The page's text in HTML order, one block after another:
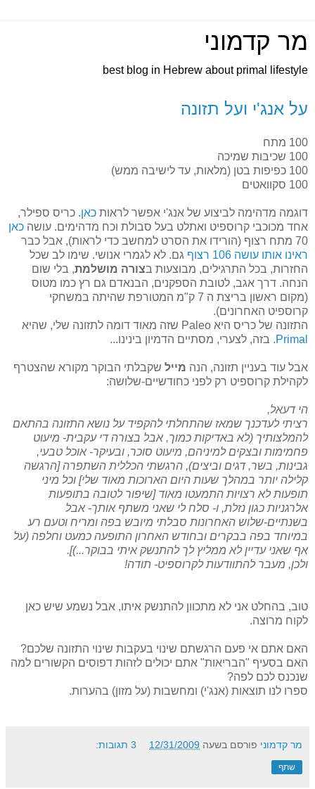
מר קדמוני
best blog in Hebrew about primal lifestyle
על אנג'י ועל תזונה
100 מתח
100 שכיבות שמיכה
100 כפיפות בטן (מלאות, עד לישיבה ממש)
100 סקוואטים
דוגמה מדהימה לביצוע של אנג'י אפשר לראות כאן. כריס ספילר,
אחד מכוכבי קרוספיט ואתלט בעל סבולת וכח מדהימים. עושה כאן
70 מתח רצוף (הורידו את הסרט למחשב כדי לראות), אבל כבר
ראינו אותו עושה 106 רצוף
גם. לא לגמרי אנושי. שימו לב שכל
החזרות, בכל התרגילים, מבוצעות בצורה מושלמת, בלי שום
הנחה. דרך אגב, לטובת הספקנים, הבנאדם גם רץ כמו מטוס
(מקום ראשון בריצת ה 7 ק"מ המטורפת שהיתה במשחקי
קרוספיט האחרונים).
התזונה של כריס היא Paleo שזה מאוד דומה לתזונה שלי, שהיא
Primal. בזה, לצערי, מסתיים הדמיון בינינו...
אבל עוד בעניין תזונה, הנה מייל שקבלתי הבוקר מקורא שהצטרף
לקהילת קרוספיט רק לפני כחודשיים-שלושה:
הי דעאל,
רציתי לעדכנך שמאז שהתחלתי להקפיד על נושא התזונה בהתאם
להמלצותיך (לא באדיקות כמוך, אבל בצורה די עקבית- מיעוט
פחמימות ובצקים למיניהם, מיעוט סוכר, ובעיקר- אוכל טבעי,
גבינות, בשר, דגים וביצים), הרגשתי הכללית השתפרה [הרגשה
קלילה יותר במהלך שעות היום הארוכות מאוד שלי] וכל מיני
תופעות לא רצויות התמעטו מאוד [שיפור לטובה בתופעות
אלרגניות כגון נזלת, ו- סלח לי שאני משתף אותך- אבל
בשנתיים-שלוש האחרונות סבלתי מיובש בפה ומריח וטעם רע
במיוחד בפה בבקרים ובחודש האחרון התופעה כמעט וחלפה (על
אף שאני עדיין לא ממליץ לך להתנשק איתי בבוקר...)].
ולכן, מעבר להתוודעות לקרוספיט- תודה!
טוב, בהחלט אני לא מתכוון להתנשק איתו, אבל נשמע שיש כאן
לקוח מרוצה.
האם אתם אי פעם הרגשתם שינוי בעקבות שינוי התזונה שלכם?
האם בסעיף "הבריאות" אתם יכולים לזהות דפוסים הקשורים למה
שנכנס לכם לפה?
ספרו לנו תוצאות (אנג'י) ומחשבות (על מזון) בהערות.
מר קדמוני פורסם בשעה 12/31/2009 3 תגובות:
שתף